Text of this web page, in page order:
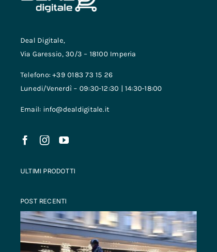
Deal Digitale,
Via Garessio, 30/3 – 18100 Imperia
Telefono: +39 0183 73 15 26
Lunedi/Venerdì – 09:30-12:30 | 14:30-18:00
Email: info@dealdigitale.it
ULTIMI PRODOTTI
POST RECENTI